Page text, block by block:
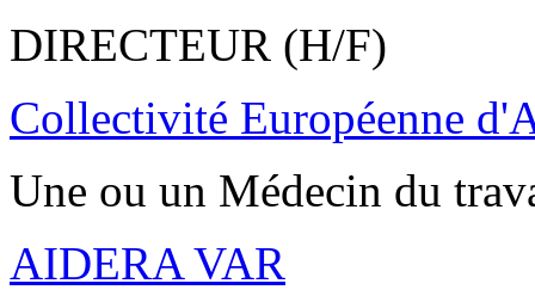
DIRECTEUR (H/F)
Collectivité Européenne
Une ou un Médecin du
AIDERA VAR